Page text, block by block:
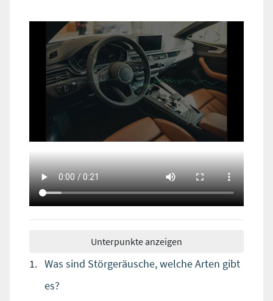
Unterpunkte anzeigen
Was sind Störgeräusche, welche Arten gibt
es?